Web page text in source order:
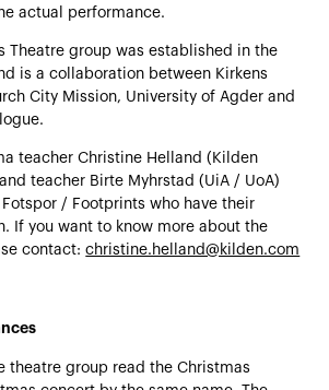
actual performance.
Theatre group was established in the
is a collaboration between Kirkens
City Mission, University of Agder and
teacher Christine Helland (Kilden
teacher Birte Myhrstad (UiA / UoA)
/ Footprints who have their
If you want to know more about the
contact:christine.helland@kilden.com
theatre group read the Christmas